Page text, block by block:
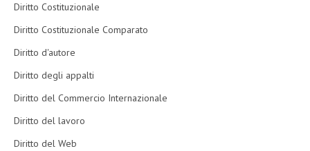
Diritto Costituzionale
Diritto Costituzionale Comparato
Diritto d'autore
Diritto degli appalti
Diritto del Commercio Internazionale
Diritto del lavoro
Diritto del Web